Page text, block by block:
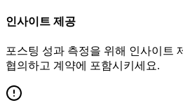
인사이트 제공
포스팅 성과 측정을 위해 인사이트
협의하고 계약에 포함시키세요.